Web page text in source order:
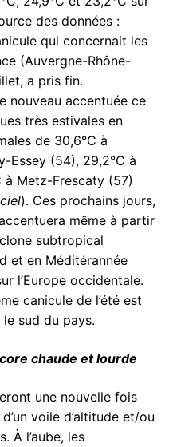
des données :
qui concernait les
(Auvergne-Rhône-
a pris fin.
nouveau accentuée ce
très estivales en
de 30,6°C à
Essey (54), 29,2°C à
à Metz-Frescaty (57)
). Ces prochains jours,
même à partir
subtropical
et en Méditérannée
l’Europe occidentale.
canicule de l’été est
sud du pays.
chaude et lourde
une nouvelle fois
voile d’altitude et/ou
À l’aube, les